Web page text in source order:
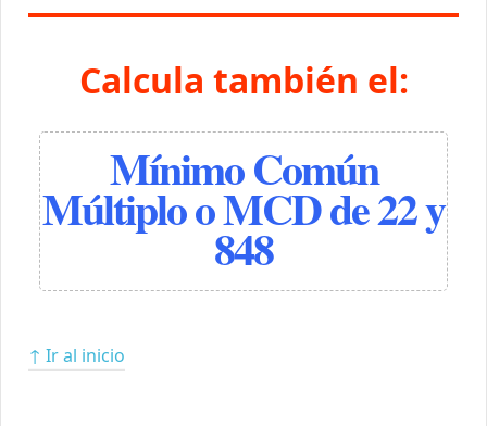
Calcula también el:
Mínimo Común
Múltiplo o MCD de 22 y
848
↑ Ir al inicio